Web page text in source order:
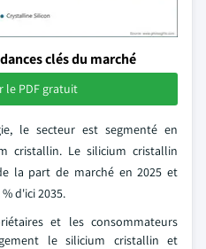
clés du marché
le PDF gratuit
le secteur est segmenté en
cristallin. Le silicium cristallin
la part de marché en 2025 et
d'ici 2035.
et les consommateurs
le silicium cristallin et